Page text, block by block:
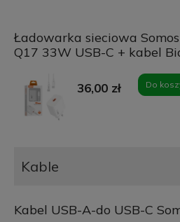
Ładowarka sieciowa
Q17 33W USB-C + kabel
36,00 zł Do
Kable
Kabel USB-A-do USB-C